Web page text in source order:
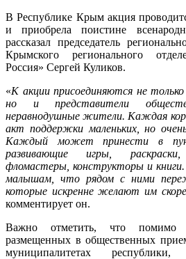
В Республике Крым акция
и приобрела поистине
рассказал председатель
Крымского регионального
Россия» Сергей Куликов.
«К акции присоединяются не
но и представители
неравнодушные жители. Каждая
акт поддержки маленьких, но
Каждый может принести в
развивающие игры,
фломастеры, конструкторы и книги.
малышам, что рядом с ними
которые искренне желают им
комментирует он.
Важно отметить, что помимо
размещенных в общественных
муниципалитетах